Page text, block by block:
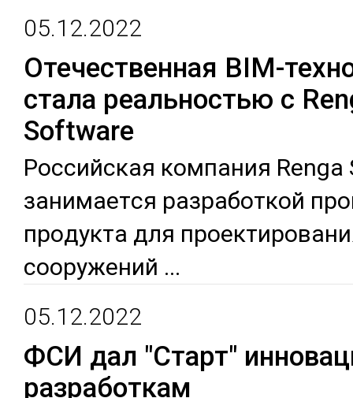
05.12.2022
Отечественная BIM-
стала реальностью с
Software
Рос­сий­ская ком­па­ния Renga
за­нимает­ся раз­ра­бот­кой
про­дук­та для
соо­ру­жений ...
05.12.2022
ФСИ дал "Старт"
разработкам